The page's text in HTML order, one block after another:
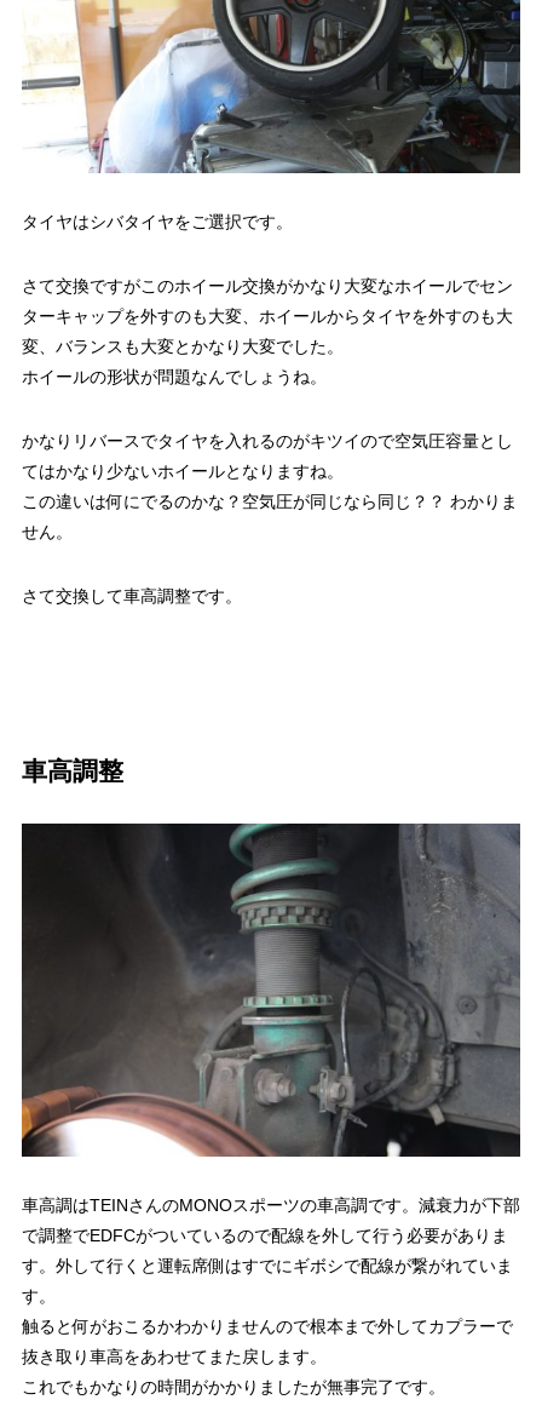
タイヤはシバタイヤをご選択です。
さて交換ですがこのホイール交換がかなり大変なホイールでセン
ターキャップを外すのも大変、ホイールからタイヤを外すのも大
変、バランスも大変とかなり大変でした。
ホイールの形状が問題なんでしょうね。
かなりリバースでタイヤを入れるのがキツイので空気圧容量とし
てはかなり少ないホイールとなりますね。
この違いは何にでるのかな？空気圧が同じなら同じ？？ わかりま
せん。
さて交換して車高調整です。
車高調整
車高調はTEINさんのMONOスポーツの車高調です。減衰力が下部
で調整でEDFCがついているので配線を外して行う必要がありま
す。外して行くと運転席側はすでにギボシで配線が繋がれていま
す。
触ると何がおこるかわかりませんので根本まで外してカプラーで
抜き取り車高をあわせてまた戻します。
これでもかなりの時間がかかりましたが無事完了です。